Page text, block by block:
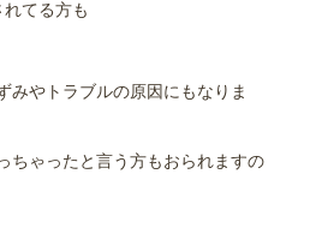
てる方も
みやトラブルの原因にもなりま
ちゃったと言う方もおられますの